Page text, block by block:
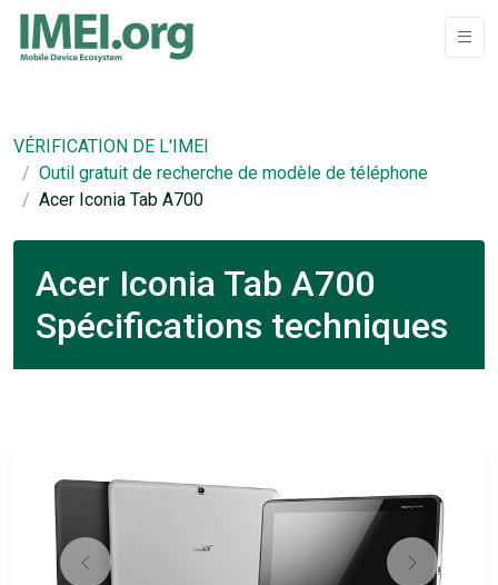
VÉRIFICATION DE L'IMEI
Outil gratuit de recherche de modèle de téléphone
Acer Iconia Tab A700
Acer Iconia Tab A700
Spécifications techniques